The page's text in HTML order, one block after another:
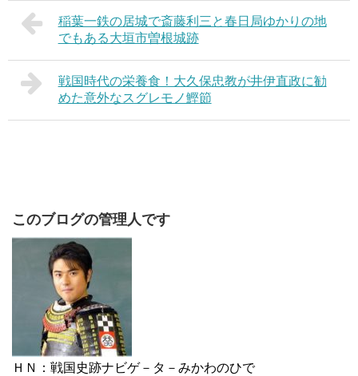
稲葉一鉄の居城で斎藤利三と春日局ゆかりの地
でもある大垣市曽根城跡
戦国時代の栄養食！大久保忠教が井伊直政に勧
めた意外なスグレモノ鰹節
このブログの管理人です
ＨＮ：戦国史跡ナビゲ－タ－みかわのひで